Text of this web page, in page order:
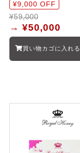
¥9,000 OFF
¥59,000
→ ¥50,000
買い物カゴに入れる